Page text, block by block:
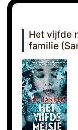
Het vijfde
familie